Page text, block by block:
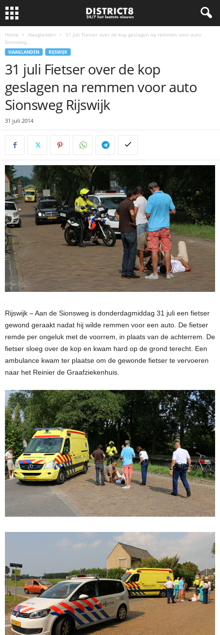
Home Haaglanden
31 juli Fietser over de kop geslagen na remmen voor auto
Sionsweg...
HAAGLANDEN RIJSWIJK
31 juli Fietser over de kop
geslagen na remmen voor auto
Sionsweg Rijswijk
31 juli 2014
Rijswijk – Aan de Sionsweg is donderdagmiddag 31 juli een fietser
gewond geraakt nadat hij wilde remmen voor een auto. De fietser
remde per ongeluk met de voorrem, in plaats van de achterrem. De
fietser sloeg over de kop en kwam hard op de grond terecht. Een
ambulance kwam ter plaatse om de gewonde fietser te vervoeren
naar het Reinier de Graafziekenhuis.